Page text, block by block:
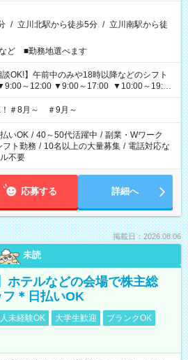
/ 立川北駅から徒歩5分 / 立川南駅から徒
ど ■勤務地選べます
談OK!】午前中のみや18時以降などのシフト
～12:00 ▼9:00～17:00 ▼10:00～19:00
！＃8月～ ＃9月～
いOK / 40～50代活躍中 / 副業・Wワーク
フト勤務 / 10名以上の大量募集 / 電話対応な
不要
応募する 詳細へ
掲載日：2026.08.06
未読
ホテルなどの会場で株主総
＊日払いOK
未経験OK 大学生歓迎
ブランクOK